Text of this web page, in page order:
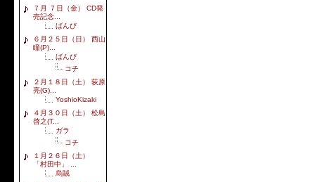
７月 ７日（金） CD発
売記念...
ばんび
６月２５日（日） 西山
瞳(P)...
ばんび
コチ
２月１８日（土） 荻原
亮(G)...
YoshioKizaki
４月３０日（土） 松島
啓之(T...
ガラ
コチ
１月２６日（土）
「村田中」 ...
烏賊